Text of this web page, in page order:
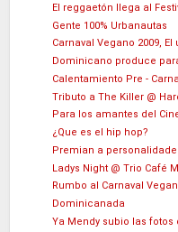
El reggaetón llega al
Gente 100% Urbanautas
Carnaval Vegano 2009,
Dominicano produce
Calentamiento Pre -
Tributo a The Killer @
Para los amantes del
¿Que es el hip hop?
Premian a
Ladys Night @ Trio Café
Rumbo al Carnaval
Dominicanada
Ya Mendy subio las fotos